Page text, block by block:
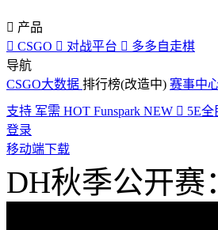
 产品
 CSGO  对战平台  多多自走棋
导航
CSGO大数据 排行榜(改造中) 赛事中
支持 军需 HOT Funspark NEW  5E全
登录
移动端下载
DH秋季公开赛